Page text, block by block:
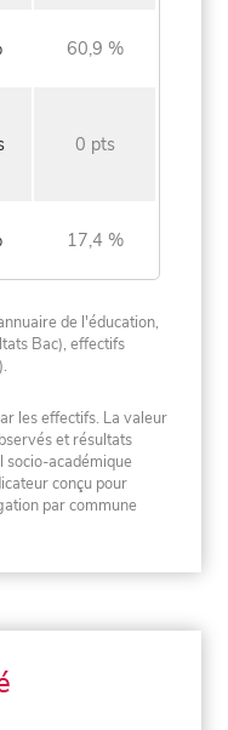
60,9 %
0 pts
17,4 %
de l'éducation,
Bac), effectifs
les effectifs. La valeur
et résultats
socio-académique
conçu pour
par commune